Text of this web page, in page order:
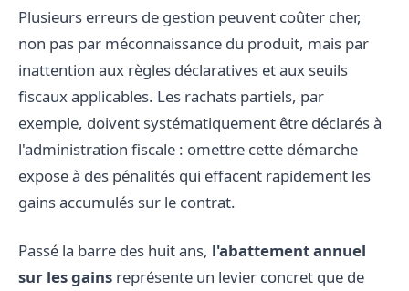
Plusieurs erreurs de gestion peuvent coûter cher,
non pas par méconnaissance du produit, mais par
inattention aux règles déclaratives et aux seuils
fiscaux applicables. Les rachats partiels, par
exemple, doivent systématiquement être déclarés à
l'administration fiscale : omettre cette démarche
expose à des pénalités qui effacent rapidement les
gains accumulés sur le contrat.
Passé la barre des huit ans, l'abattement annuel
sur les gains représente un levier concret que de